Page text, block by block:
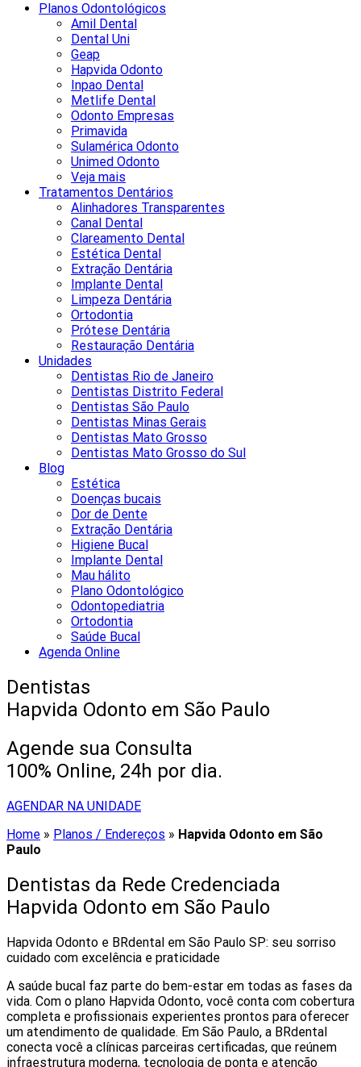
Planos Odontológicos
Amil Dental
Dental Uni
Geap
Hapvida Odonto
Inpao Dental
Metlife Dental
Odonto Empresas
Primavida
Sulamérica Odonto
Unimed Odonto
Veja mais
Tratamentos Dentários
Alinhadores Transparentes
Canal Dental
Clareamento Dental
Estética Dental
Extração Dentária
Implante Dental
Limpeza Dentária
Ortodontia
Prótese Dentária
Restauração Dentária
Unidades
Dentistas Rio de Janeiro
Dentistas Distrito Federal
Dentistas São Paulo
Dentistas Minas Gerais
Dentistas Mato Grosso
Dentistas Mato Grosso do Sul
Blog
Estética
Doenças bucais
Dor de Dente
Extração Dentária
Higiene Bucal
Implante Dental
Mau hálito
Plano Odontológico
Odontopediatria
Ortodontia
Saúde Bucal
Agenda Online
Dentistas
Hapvida Odonto em São Paulo
Agende sua Consulta
100% Online, 24h por dia.
AGENDAR NA UNIDADE
Home » Planos / Endereços » Hapvida Odonto em São
Paulo
Dentistas da Rede Credenciada
Hapvida Odonto em São Paulo
Hapvida Odonto e BRdental em São Paulo SP: seu sorriso
cuidado com excelência e praticidade
A saúde bucal faz parte do bem-estar em todas as fases da
vida. Com o plano Hapvida Odonto, você conta com cobertura
completa e profissionais experientes prontos para oferecer
um atendimento de qualidade. Em São Paulo, a BRdental
conecta você a clínicas parceiras certificadas, que reúnem
infraestrutura moderna, tecnologia de ponta e atenção